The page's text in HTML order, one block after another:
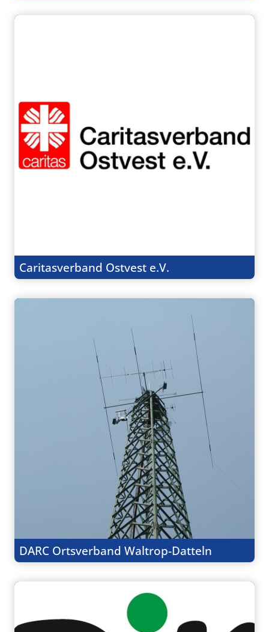
Caritasverband Ostvest e.V.
DARC Ortsverband Waltrop-Datteln